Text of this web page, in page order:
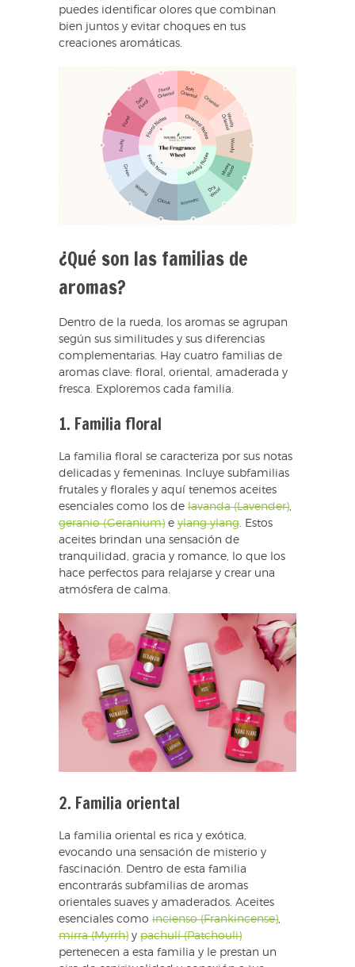
puedes identificar olores que combinan
bien juntos y evitar choques en tus
creaciones aromáticas.
¿Qué son las familias de
aromas?
Dentro de la rueda, los aromas se agrupan
según sus similitudes y sus diferencias
complementarias. Hay cuatro familias de
aromas clave: floral, oriental, amaderada y
fresca. Exploremos cada familia.
1. Familia floral
La familia floral se caracteriza por sus notas
delicadas y femeninas. Incluye subfamilias
frutales y florales y aquí tenemos aceites
esenciales como los de lavanda (Lavender),
geranio (Geranium) e ylang ylang. Estos
aceites brindan una sensación de
tranquilidad, gracia y romance, lo que los
hace perfectos para relajarse y crear una
atmósfera de calma.
2. Familia oriental
La familia oriental es rica y exótica,
evocando una sensación de misterio y
fascinación. Dentro de esta familia
encontrarás subfamilias de aromas
orientales suaves y amaderados. Aceites
esenciales como incienso (Frankincense),
mirra (Myrrh) y pachulí (Patchouli)
pertenecen a esta familia y le prestan un